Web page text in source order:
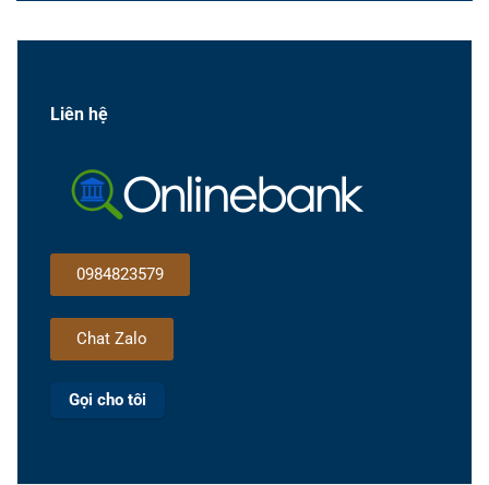
Liên hệ
0984823579
Chat Zalo
Gọi cho tôi